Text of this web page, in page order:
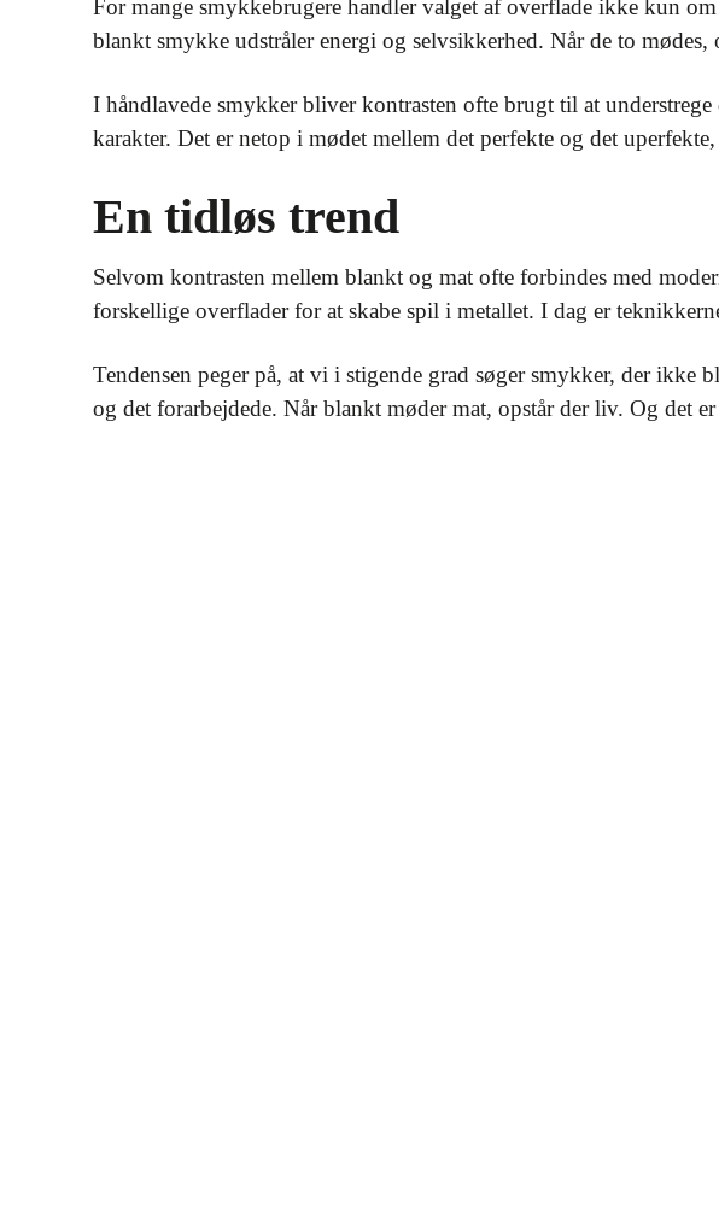
For mange smykkebrugere handler valget af overflade ikke kun
blankt smykke udstråler energi og selvsikkerhed. Når de to
I håndlavede smykker bliver kontrasten ofte brugt til at
karakter. Det er netop i mødet mellem det perfekte og det
En tidløs trend
Selvom kontrasten mellem blankt og mat ofte forbindes med
forskellige overflader for at skabe spil i metallet. I dag er
Tendensen peger på, at vi i stigende grad søger smykker, der ikke
og det forarbejdede. Når blankt møder mat, opstår der liv. Og det